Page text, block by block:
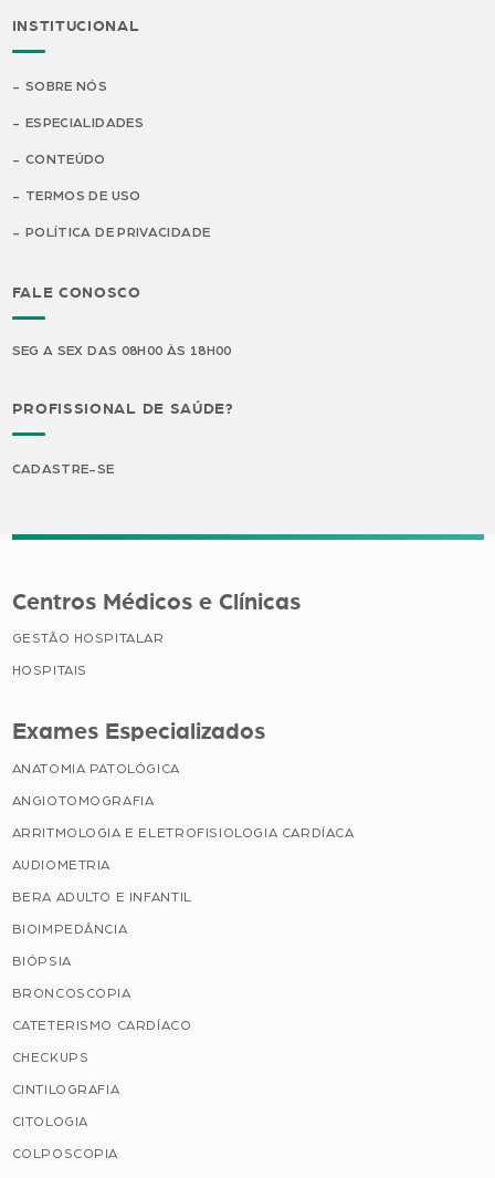
INSTITUCIONAL
SOBRE NÓS
ESPECIALIDADES
CONTEÚDO
TERMOS DE USO
POLÍTICA DE PRIVACIDADE
FALE CONOSCO
SEG A SEX DAS 08H00 ÀS 18H00
PROFISSIONAL DE SAÚDE?
CADASTRE-SE
Centros Médicos e Clínicas
GESTÃO HOSPITALAR
HOSPITAIS
Exames Especializados
ANATOMIA PATOLÓGICA
ANGIOTOMOGRAFIA
ARRITMOLOGIA E ELETROFISIOLOGIA CARDÍACA
AUDIOMETRIA
BERA ADULTO E INFANTIL
BIOIMPEDÂNCIA
BIÓPSIA
BRONCOSCOPIA
CATETERISMO CARDÍACO
CHECKUPS
CINTILOGRAFIA
CITOLOGIA
COLPOSCOPIA